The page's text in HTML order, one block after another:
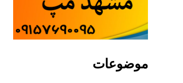
موضوعات